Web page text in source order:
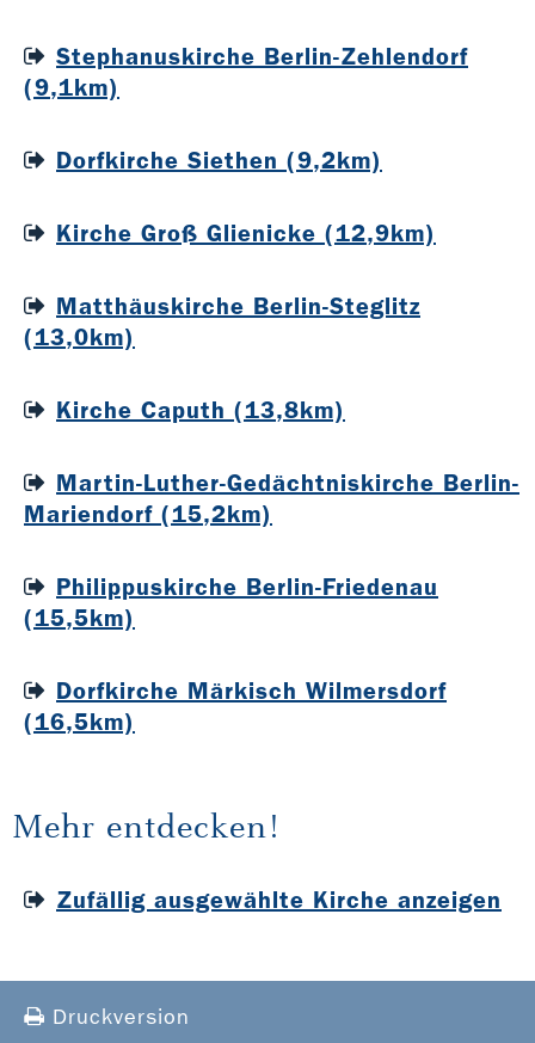
Stephanuskirche Berlin-Zehlendorf
(9,1km)
Dorfkirche Siethen (9,2km)
Kirche Groß Glienicke (12,9km)
Matthäuskirche Berlin-Steglitz
(13,0km)
Kirche Caputh (13,8km)
Martin-Luther-Gedächtniskirche Berlin-
Mariendorf (15,2km)
Philippuskirche Berlin-Friedenau
(15,5km)
Dorfkirche Märkisch Wilmersdorf
(16,5km)
Mehr entdecken!
Zufällig ausgewählte Kirche anzeigen
Druckversion